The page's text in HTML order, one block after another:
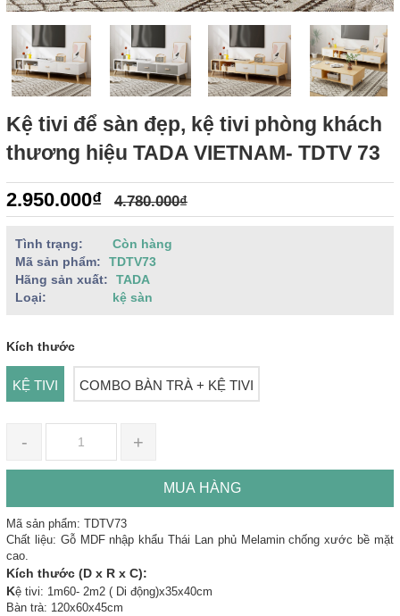
Kệ tivi để sàn đẹp, kệ tivi phòng khách
thương hiệu TADA VIETNAM- TDTV 73
2.950.000₫ 4.780.000₫
Tình trạng:
Còn hàng
Mã sản phẩm:
TDTV73
Hãng sản xuất:
TADA
Loại:
kệ sàn
Kích thước
KỆ TIVI COMBO BÀN TRÀ + KỆ TIVI
- +
MUA HÀNG
Mã sản phẩm: TDTV73
Chất liệu: Gỗ MDF nhập khẩu Thái Lan phủ Melamin chống xước bề mặt
cao.
Kích thước (D x R x C):
Kệ tivi: 1m60- 2m2 ( Di động)x35x40cm
Bàn trà: 120x60x45cm